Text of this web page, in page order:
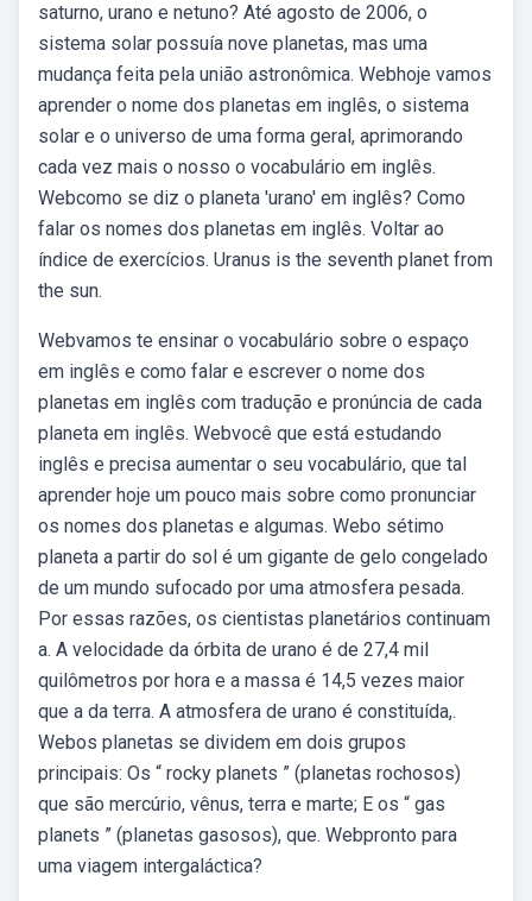
saturno, urano e netuno? Até agosto de 2006, o
sistema solar possuía nove planetas, mas uma
mudança feita pela união astronômica. Webhoje vamos
aprender o nome dos planetas em inglês, o sistema
solar e o universo de uma forma geral, aprimorando
cada vez mais o nosso o vocabulário em inglês.
Webcomo se diz o planeta 'urano' em inglês? Como
falar os nomes dos planetas em inglês. Voltar ao
índice de exercícios. Uranus is the seventh planet from
the sun.
Webvamos te ensinar o vocabulário sobre o espaço
em inglês e como falar e escrever o nome dos
planetas em inglês com tradução e pronúncia de cada
planeta em inglês. Webvocê que está estudando
inglês e precisa aumentar o seu vocabulário, que tal
aprender hoje um pouco mais sobre como pronunciar
os nomes dos planetas e algumas. Webo sétimo
planeta a partir do sol é um gigante de gelo congelado
de um mundo sufocado por uma atmosfera pesada.
Por essas razões, os cientistas planetários continuam
a. A velocidade da órbita de urano é de 27,4 mil
quilômetros por hora e a massa é 14,5 vezes maior
que a da terra. A atmosfera de urano é constituída,.
Webos planetas se dividem em dois grupos
principais: Os “ rocky planets ” (planetas rochosos)
que são mercúrio, vênus, terra e marte; E os “ gas
planets ” (planetas gasosos), que. Webpronto para
uma viagem intergaláctica?